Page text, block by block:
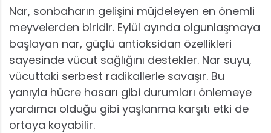
Nar, sonbaharın gelişini müjdeleyen en önemli
meyvelerden biridir. Eylül ayında olgunlaşmaya
başlayan nar, güçlü antioksidan özellikleri
sayesinde vücut sağlığını destekler. Nar suyu,
vücuttaki serbest radikallerle savaşır. Bu
yanıyla hücre hasarı gibi durumları önlemeye
yardımcı olduğu gibi yaşlanma karşıtı etki de
ortaya koyabilir.